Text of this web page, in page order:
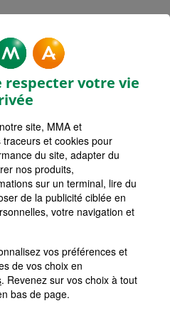
- MMA
le site de votre
MMA
respecter votre vie
site, MMA et
traceurs et cookies pour
du site, adapter du
nos produits,
sur un terminal, lire du
de la publicité ciblée en
votre navigation et
vos préférences et
de vos choix en
. Revenez sur vos choix à tout
bas de page.